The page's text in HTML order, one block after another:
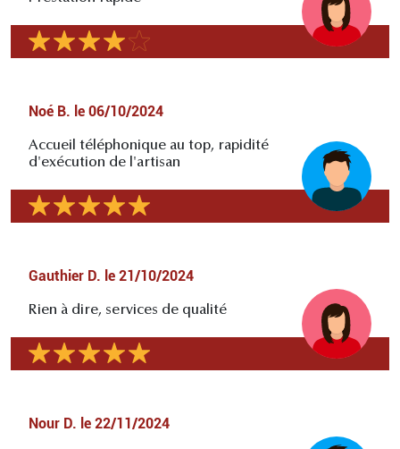
Noé B. le 06/10/2024
Accueil téléphonique au top, rapidité
d'exécution de l'artisan
Gauthier D. le 21/10/2024
Rien à dire, services de qualité
Nour D. le 22/11/2024